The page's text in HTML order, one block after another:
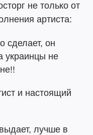
не только от
артиста:
сделает, он
украинцы не
и настоящий
лучше в